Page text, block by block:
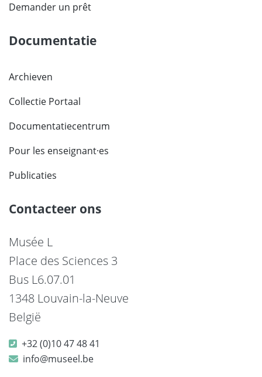
Demander un prêt
Documentatie
Archieven
Collectie Portaal
Documentatiecentrum
Pour les enseignant·es
Publicaties
Contacteer ons
Musée L
Place des Sciences 3
Bus L6.07.01
1348 Louvain-la-Neuve
België
+32 (0)10 47 48 41
info@museel.be